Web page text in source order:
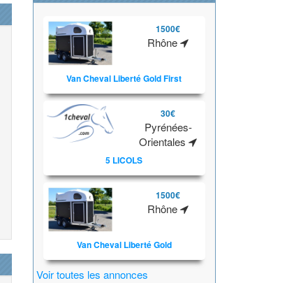
1500€
Rhône
Van Cheval Liberté Gold First
30€
Pyrénées-
Orientales
5 LICOLS
1500€
Rhône
Van Cheval Liberté Gold
Voir toutes les annonces